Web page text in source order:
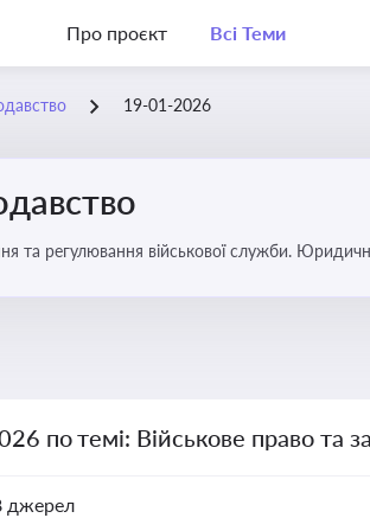
Про проєкт Всі Теми
19-01-2026
та регулювання військової служби.
по темі: Військове право та
джерел